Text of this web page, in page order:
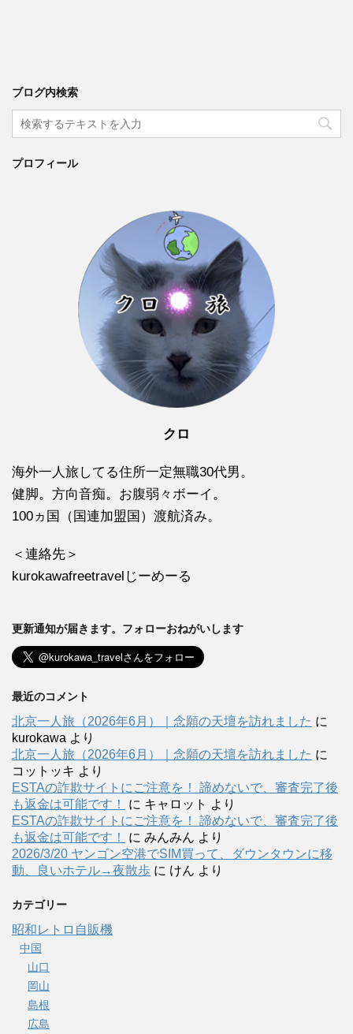
ブログ内検索
プロフィール
クロ
海外一人旅してる住所一定無職30代男。
健脚。方向音痴。お腹弱々ボーイ。
100ヵ国（国連加盟国）渡航済み。
＜連絡先＞
kurokawafreetravelじーめーる
更新通知が届きます。フォローおねがいします
最近のコメント
北京一人旅（2026年6月）｜念願の天壇を訪れました に
kurokawa より
北京一人旅（2026年6月）｜念願の天壇を訪れました に
コットッキ より
ESTAの詐欺サイトにご注意を！ 諦めないで、審査完了後
も返金は可能です！
に キャロット より
ESTAの詐欺サイトにご注意を！ 諦めないで、審査完了後
も返金は可能です！
に みんみん より
2026/3/20 ヤンゴン空港でSIM買って、ダウンタウンに移
動、良いホテル→夜散歩 に けん より
カテゴリー
昭和レトロ自販機
中国
山口
岡山
島根
広島